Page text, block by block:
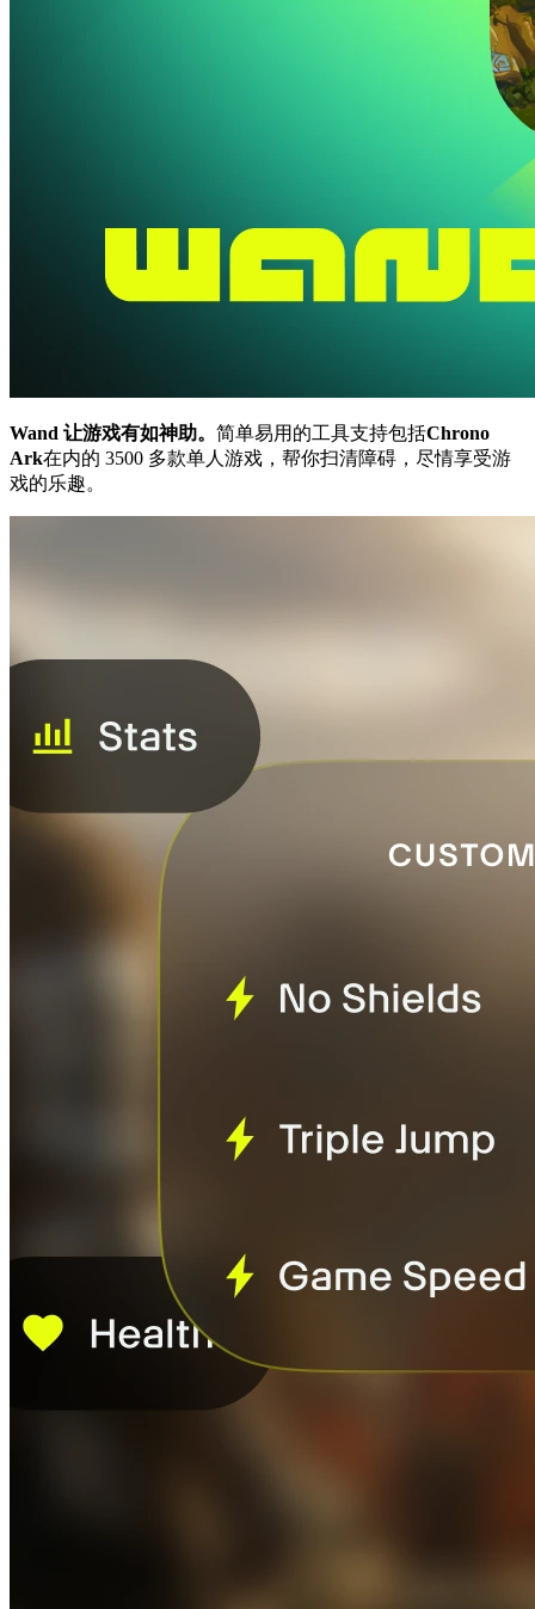
Wand 让游戏有如神助。 简单易用的工具支持包括Chrono
Ark在内的 3500 多款单人游戏，帮你扫清障碍，尽情享受游
戏的乐趣。